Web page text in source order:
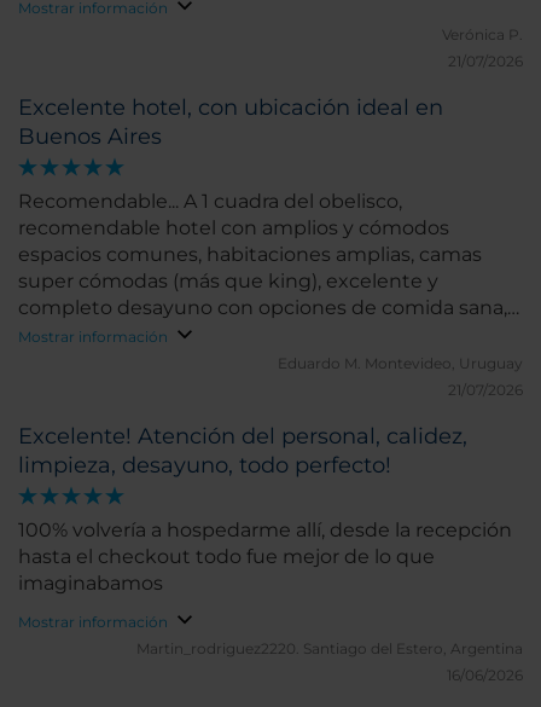
Mostrar información
Verónica P.
21/07/2026
Excelente hotel, con ubicación ideal en
Buenos Aires
Recomendable... A 1 cuadra del obelisco,
recomendable hotel con amplios y cómodos
espacios comunes, habitaciones amplias, camas
super cómodas (más que king), excelente y
completo desayuno con opciones de comida sana, y
muy buen espacio para hacer ejercicio.
Mostrar información
Eduardo M. Montevideo, Uruguay
21/07/2026
Excelente! Atención del personal, calidez,
limpieza, desayuno, todo perfecto!
100% volvería a hospedarme allí, desde la recepción
hasta el checkout todo fue mejor de lo que
imaginabamos
Mostrar información
Martin_rodriguez2220. Santiago del Estero, Argentina
16/06/2026